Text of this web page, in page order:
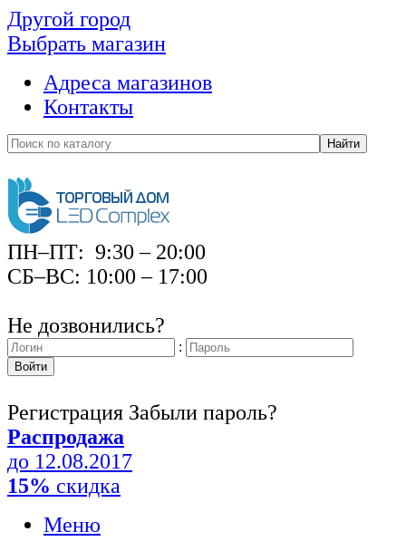
Другой город
Выбрать магазин
Адреса магазинов
Контакты
Найти
ПН–ПТ: 9:30 – 20:00
СБ–ВС: 10:00 – 17:00
Не дозвонились?
:
Войти
Регистрация Забыли пароль?
Распродажа
до 12.08.2017
15% скидка
Меню